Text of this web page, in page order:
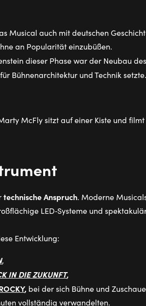
Musical auch mit deutschen
an Popularität einzubüßen.
dieser Phase war der Neubau
Bühnenarchitektur und Technik setzte.
technische Anspruch. Moderne
LED‑Systeme und
Entwicklung:
,
IN DIE ZUKUNFT,
, bei der sich Bühne und
vollständig verwandelten.